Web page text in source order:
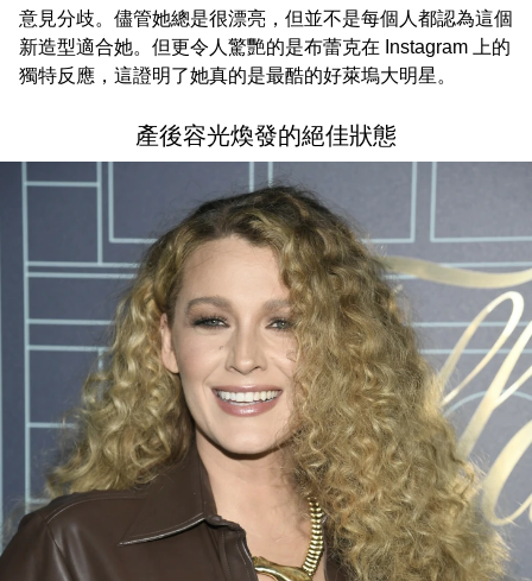
意見分歧。儘管她總是很漂亮，但並不是每個人都認為這個
新造型適合她。但更令人驚艷的是布蕾克在 Instagram 上的
獨特反應，這證明了她真的是最酷的好萊塢大明星。
產後容光煥發的絕佳狀態